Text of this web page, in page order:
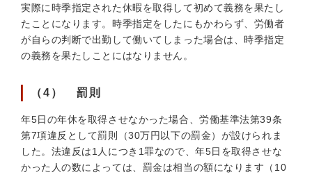
実際に時季指定された休暇を取得して初めて義務を果たし
たことになります。時季指定をしたにもかわらず、労働者
が自らの判断で出勤して働いてしまった場合は、時季指定
の義務を果たしことにはなりません。
（4） 罰則
年5日の年休を取得させなかった場合、労働基準法第39条
第7項違反として罰則（30万円以下の罰金）が設けられま
した。法違反は1人につき1罪なので、年5日を取得させな
かった人の数によっては、罰金は相当の額になります（10